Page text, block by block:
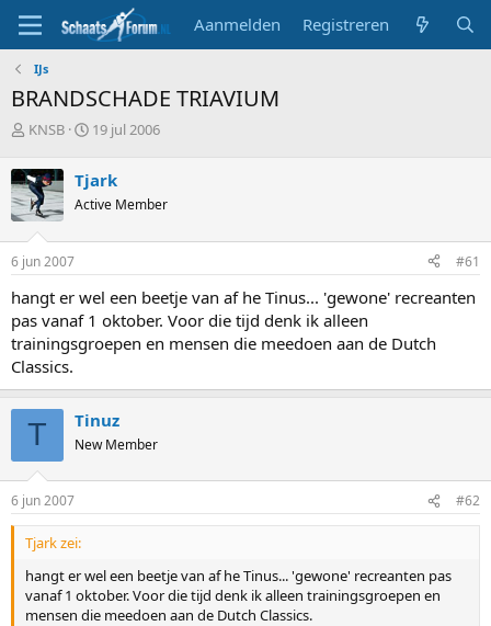
Aanmelden Registreren
IJs
BRANDSCHADE TRIAVIUM
T
p
i
c
s
t
a
t
e
r
KNSB
S
r
t
a
m
19 jul 2006
Tjark
Active Member
6 jun 2007 #61
hangt er wel een beetje van af he Tinus... 'gewone' recreanten
pas vanaf 1 oktober. Voor die tijd denk ik alleen
trainingsgroepen en mensen die meedoen aan de Dutch
Classics.
T Tinuz
New Member
6 jun 2007 #62
Tjark zei:
hangt er wel een beetje van af he Tinus... 'gewone' recreanten pas
vanaf 1 oktober. Voor die tijd denk ik alleen trainingsgroepen en
mensen die meedoen aan de Dutch Classics.